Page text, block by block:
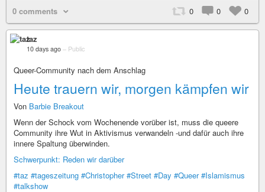
0 comments 0 0 0
taz
10 days ago – Public
Queer-Community nach dem Anschlag
Heute trauern wir, morgen kämpfen wir
Von Barbie Breakout
Wenn der Schock vom Wochenende vorüber ist, muss die queere
Community ihre Wut in Aktivismus verwandeln -und dafür auch ihre
innere Spaltung überwinden.
Schwerpunkt: Reden wir darüber
#taz #tageszeitung #Christopher #Street #Day #Queer #Islamismus
#talkshow